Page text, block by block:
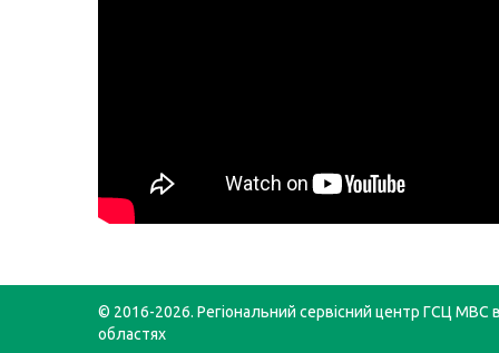
© 2016-2026. Регіональний сервісний центр ГСЦ МВС
областях